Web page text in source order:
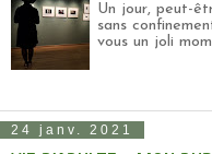
Un jour, peut-
sans
vous un joli
24 janv. 2021